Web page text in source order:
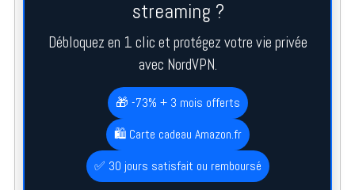
streaming ?
Débloquez en 1 clic et protégez votre vie privée
avec NordVPN.
🎁 -73% + 3 mois offerts
🛍️ Carte cadeau Amazon.fr
✅ 30 jours satisfait ou remboursé